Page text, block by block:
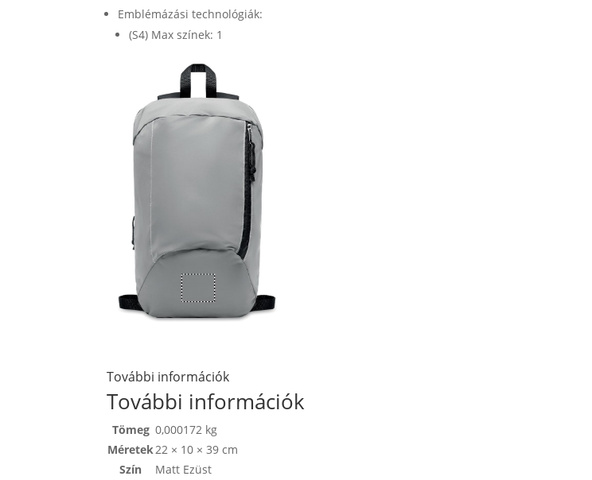
Emblémázási technológiák:
(S4) Max színek: 1
További információk
További információk
Tömeg 0,000172 kg
Méretek22 × 10 × 39 cm
Szín
Matt Ezüst